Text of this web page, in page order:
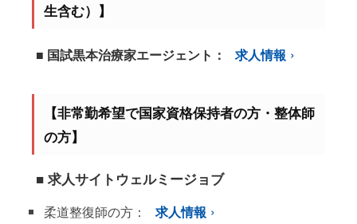
生含む）】
■ 国試黒本治療家エージェント： 求人情報
【非常勤希望で国家資格保持者の方・整体師
の方】
■ 求人サイトウェルミージョブ
柔道整復師の方：
求人情報